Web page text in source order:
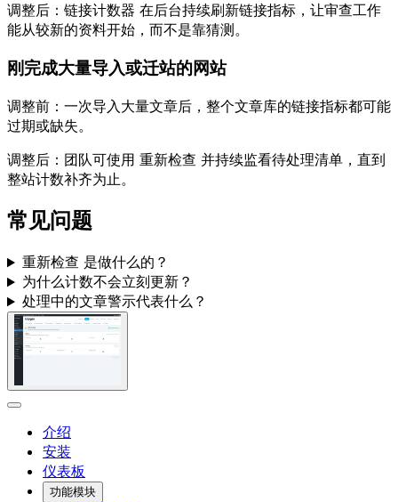
调整后： 链接计数器 在后台持续刷新链接指标，让审查工作
能从较新的资料开始，而不是靠猜测。
刚完成大量导入或迁站的网站
调整前：一次导入大量文章后，整个文章库的链接指标都可能
过期或缺失。
调整后：团队可使用 重新检查 并持续监看待处理清单，直到
整站计数补齐为止。
常见问题
重新检查 是做什么的？
为什么计数不会立刻更新？
处理中的文章警示代表什么？
介绍
安装
仪表板
功能模块